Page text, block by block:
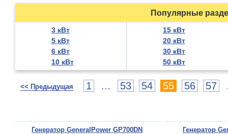
Популярные
3 кВт
5 кВт
6 кВт
10 кВт
15 кВт
20 кВт
30 кВт
50 кВт
<< Предыдущая 1 ... 53 54 55 56 57
Генератор GeneralPower GP700DN Генератор